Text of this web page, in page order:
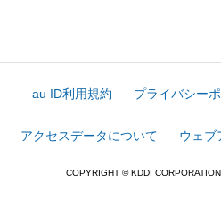
au ID利用規約 プライバシー
アクセスデータについて ウェブ
COPYRIGHT © KDDI